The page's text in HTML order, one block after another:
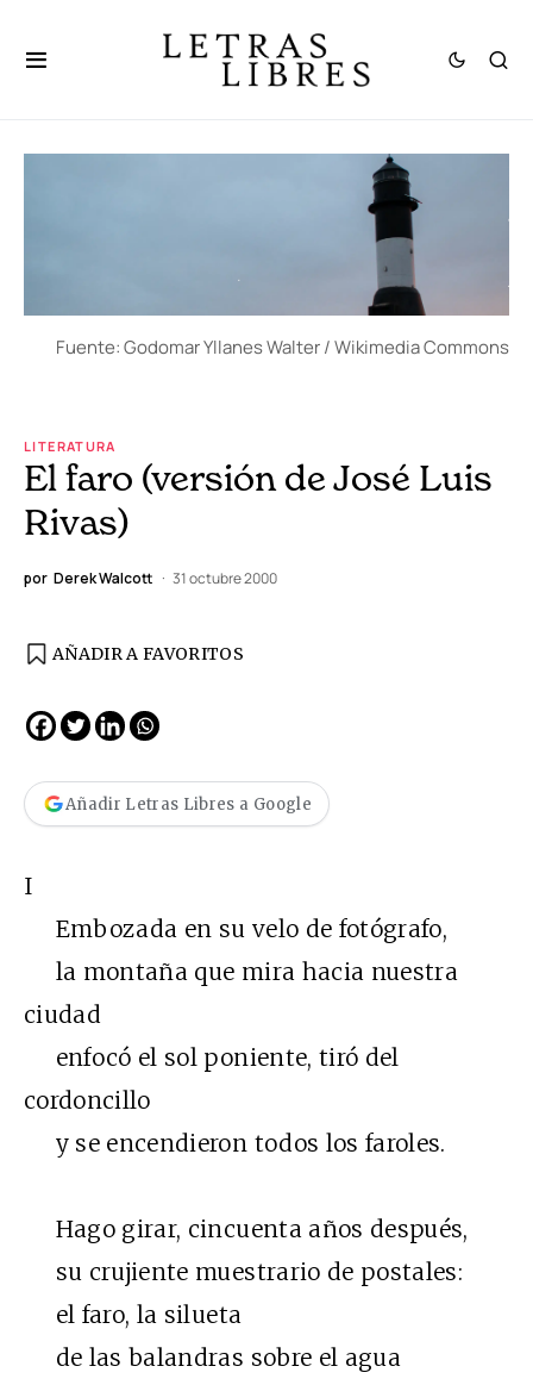
Fuente: Godomar Yllanes Walter / Wikimedia Commons
LITERATURA
El faro (versión de José Luis
Rivas)
por Derek Walcott 31 octubre 2000
AÑADIR A FAVORITOS
Añadir Letras Libres a Google
I
Embozada en su velo de fotógrafo,
la montaña que mira hacia nuestra
ciudad
enfocó el sol poniente, tiró del
cordoncillo
y se encendieron todos los faroles.
Hago girar, cincuenta años después,
su crujiente muestrario de postales:
el faro, la silueta
de las balandras sobre el agua